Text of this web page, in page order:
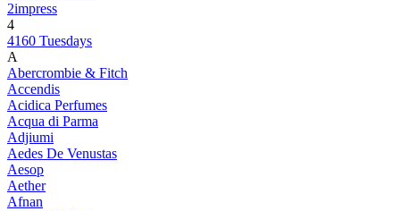
2impress
4
4160 Tuesdays
A
Abercrombie & Fitch
Accendis
Acidica Perfumes
Acqua di Parma
Adjiumi
Aedes De Venustas
Aesop
Aether
Afnan